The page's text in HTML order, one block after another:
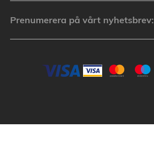
Prenumerera på vårt nyhetsbrev: